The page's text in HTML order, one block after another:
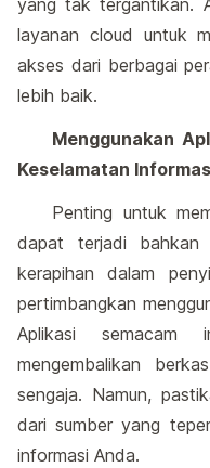
yang tak tergantikan.
layanan cloud untuk
akses dari berbagai
lebih baik.
Menggunakan
Keselamatan
Penting untuk
dapat terjadi bahkan
kerapihan dalam
pertimbangkan
Aplikasi semacam
mengembalikan
sengaja. Namun,
dari sumber yang
informasi Anda.